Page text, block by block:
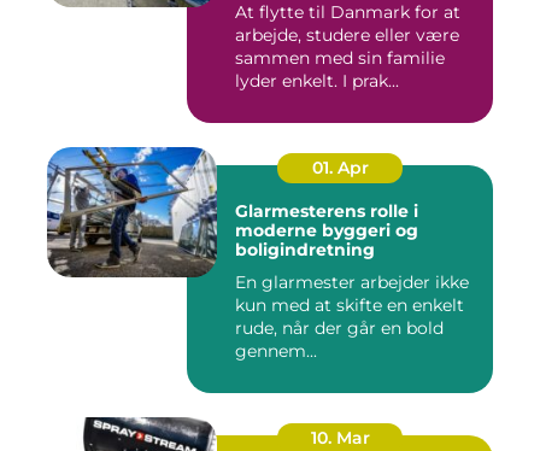
At flytte til Danmark for at
arbejde, studere eller være
sammen med sin familie
lyder enkelt. I prak...
01. Apr
Glarmesterens rolle i
moderne byggeri og
boligindretning
En glarmester arbejder ikke
kun med at skifte en enkelt
rude, når der går en bold
gennem...
10. Mar